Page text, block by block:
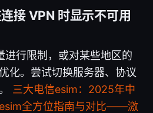
接 VPN 时显示不可用
进行限制，或对某些地区的
化。尝试切换服务器、协议
三大电信esim：2025年中
全方位指南与对比——激